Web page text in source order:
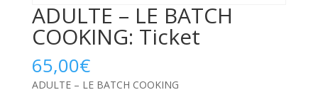
ADULTE – LE BATCH
COOKING: Ticket
65,00€
ADULTE – LE BATCH COOKING